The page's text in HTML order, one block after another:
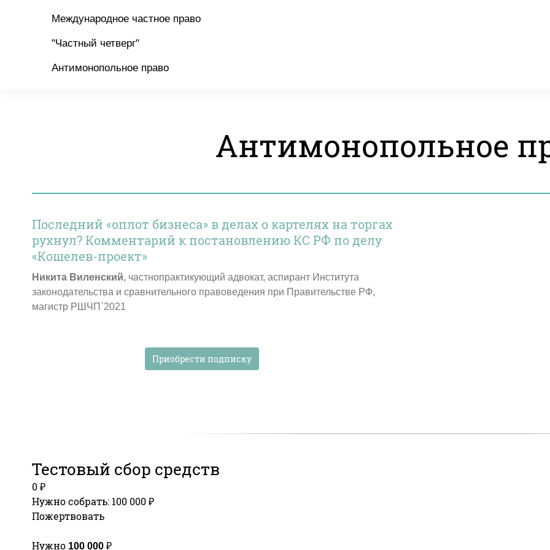
Международное частное право
"Частный четверг"
Антимонопольное право
Антимонопольное
Последний «оплот бизнеса» в делах о картелях на торгах
рухнул? Комментарий к постановлению КС РФ по делу
«Кошелев-проект»
Никита Виленский, частнопрактикующий адвокат, аспирант Института
законодательства и сравнительного правоведения при Правительстве РФ,
магистр РШЧП`2021
Приобрести подписку
Тестовый сбор средств
0 ₽
Нужно собрать: 100 000 ₽
Пожертвовать
Нужно 100 000 ₽